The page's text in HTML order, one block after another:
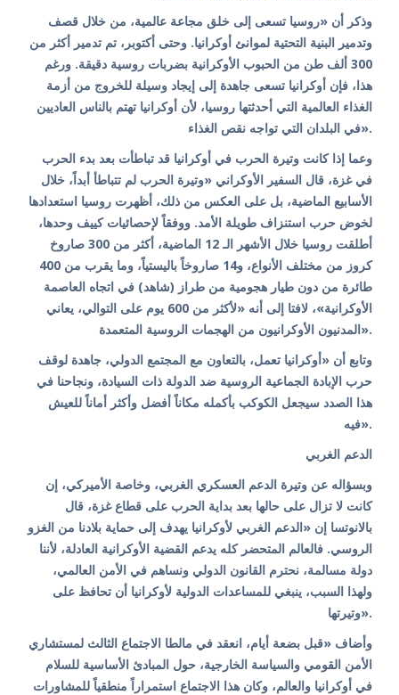
وذكر أن «روسيا تسعى إلى خلق مجاعة عالمية، من خلال قصف
وتدمير البنية التحتية لموانئ أوكرانيا. وحتى أكتوبر، تم تدمير أكثر من
300 ألف طن من الحبوب الأوكرانية بضربات روسية دقيقة. ورغم
هذا، فإن أوكرانيا تسعى جاهدة إلى إيجاد وسيلة للخروج من أزمة
الغذاء العالمية التي أحدثتها روسيا، لأن أوكرانيا تهتم بالناس العاديين
في البلدان التي تواجه نقص الغذاء».
وعما إذا كانت وتيرة الحرب في أوكرانيا قد تباطأت بعد بدء الحرب
في غزة، قال السفير الأوكراني «وتيرة الحرب لم تتباطأ أبداً، خلال
الأسابيع الماضية، بل على العكس من ذلك، أظهرت روسيا استعدادها
لخوض حرب استنزاف طويلة الأمد. ووفقاً لإحصائيات كييف وحدها،
أطلقت روسيا خلال الأشهر الـ 12 الماضية، أكثر من 300 صاروخ
كروز من مختلف الأنواع، و14 صاروخاً باليستياً، وما يقرب من 400
طائرة من دون طيار هجومية من طراز (شاهد) في اتجاه العاصمة
الأوكرانية»، لافتا إلى أنه «لأكثر من 600 يوم على التوالي، يعاني
المدنيون الأوكرانيون من الهجمات الروسية المتعمدة».
وتابع أن «أوكرانيا تعمل، بالتعاون مع المجتمع الدولي، جاهدة لوقف
حرب الإبادة الجماعية الروسية ضد الدولة ذات السيادة، ونجاحنا في
هذا الصدد سيجعل الكوكب بأكمله مكاناً أفضل وأكثر أماناً للعيش
فيه».
الدعم الغربي
وبسؤاله عن وتيرة الدعم العسكري الغربي، وخاصة الأميركي، إن
كانت لا تزال على حالها بعد بداية الحرب على قطاع غزة، قال
بالانوتسا إن «الدعم الغربي لأوكرانيا يهدف إلى حماية بلادنا من الغزو
الروسي. فالعالم المتحضر كله يدعم القضية الأوكرانية العادلة، لأننا
دولة مسالمة، نحترم القانون الدولي ونساهم في الأمن العالمي،
ولهذا السبب، ينبغي للمساعدات الدولية لأوكرانيا أن تحافظ على
وتيرتها».
وأضاف «قبل بضعة أيام، انعقد في مالطا الاجتماع الثالث لمستشاري
الأمن القومي والسياسة الخارجية، حول المبادئ الأساسية للسلام
في أوكرانيا والعالم، وكان هذا الاجتماع استمراراً منطقياً للمشاورات